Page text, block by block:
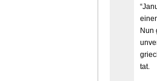
Nun
tat.